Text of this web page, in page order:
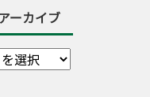
ーカイブ